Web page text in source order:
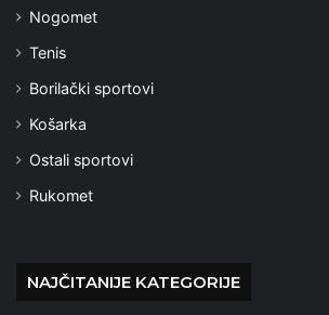
Nogomet
Tenis
Borilački sportovi
Košarka
Ostali sportovi
Rukomet
NAJČITANIJE KATEGORIJE